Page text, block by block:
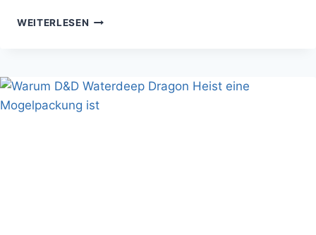
WEITERLESEN RAIDEN
ELEKTRISIEREND